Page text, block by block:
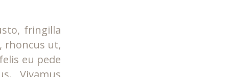
fringilla
rhoncus ut,
eu pede
Vivamus